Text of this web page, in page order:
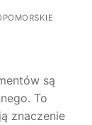
są
To
znaczenie